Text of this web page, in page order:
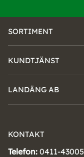
SORTIMENT
KUNDTJÄNST
LANDÄNG AB
KONTAKT
Telefon: 0411-43005